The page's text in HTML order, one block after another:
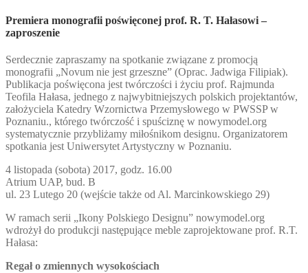
Premiera monografii poświęconej prof. R. T. Hałasowi –
zaproszenie
Serdecznie zapraszamy na spotkanie związane z promocją
monografii „Novum nie jest grzeszne” (Oprac. Jadwiga Filipiak).
Publikacja poświęcona jest twórczości i życiu prof. Rajmunda
Teofila Hałasa, jednego z najwybitniejszych polskich projektantów,
założyciela Katedry Wzornictwa Przemysłowego w PWSSP w
Poznaniu., którego twórczość i spuściznę w nowymodel.org
systematycznie przybliżamy miłośnikom designu. Organizatorem
spotkania jest Uniwersytet Artystyczny w Poznaniu.
4 listopada (sobota) 2017, godz. 16.00
Atrium UAP, bud. B
ul. 23 Lutego 20 (wejście także od Al. Marcinkowskiego 29)
W ramach serii „Ikony Polskiego Designu” nowymodel.org
wdrożył do produkcji następujące meble zaprojektowane prof. R.T.
Hałasa:
Regał o zmiennych wysokościach